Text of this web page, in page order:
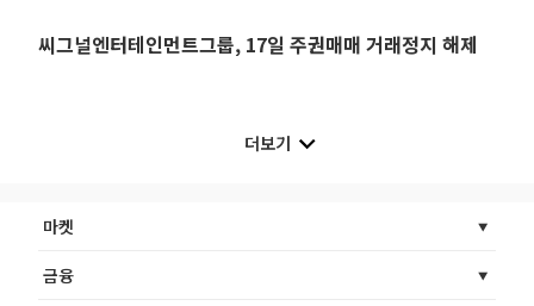
씨그널엔터테인먼트그룹, 17일 주권매매 거래정지 해제
더보기
마켓
금융